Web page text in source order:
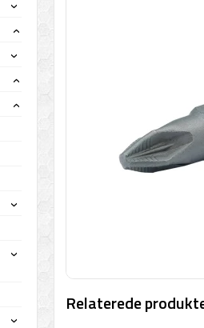
Relaterede
›
›
›
›
›
›
›
›